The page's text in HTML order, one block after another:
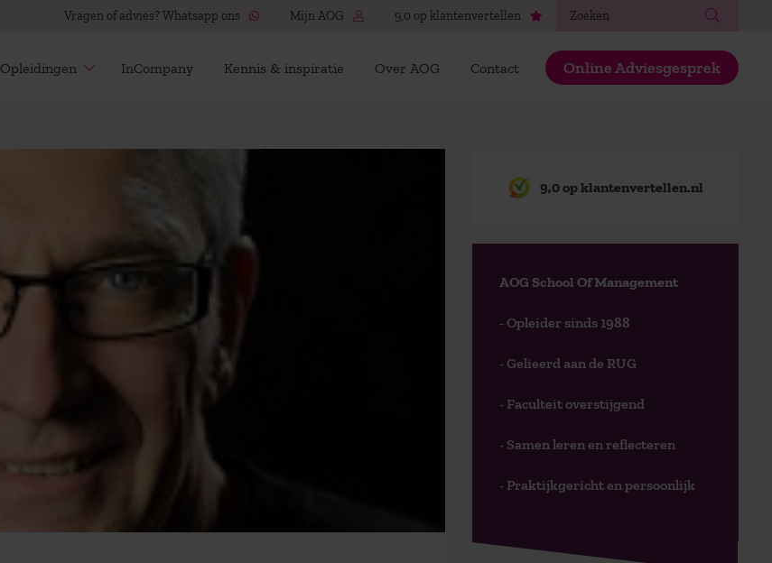
Vragen of advies? Whatsapp ons Mijn AOG 9,0 op klantenvertellen
Opleidingen InCompany Kennis & inspiratie Over AOG Contact Online Adviesgesprek
9,0 op klantenvertellen.nl
AOG School Of Management
- Opleider sinds 1988
- Gelieerd aan de RUG
- Faculteit overstijgend
- Samen leren en reflecteren
- Praktijkgericht en persoonlijk